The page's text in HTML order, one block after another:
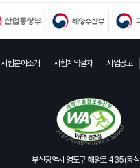
시험분야소개 시험계약절차 사업공고
부산광역시 영도구 해양로 435(동